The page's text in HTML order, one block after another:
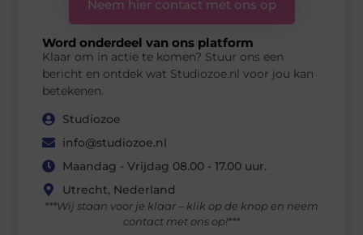
Neem hier contact met ons op
Word onderdeel van ons platform
Klaar om in actie te komen? Stuur ons een
bericht en ontdek wat Studiozoe.nl voor jou kan
betekenen.
Studiozoe
info@studiozoe.nl
Maandag - Vrijdag 08.00 - 17.00 uur.
Utrecht, Nederland
***Wij staan voor je klaar – klik op de knop en neem
contact met ons op!***